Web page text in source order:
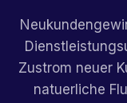
Zustrom neuer
natuerliche